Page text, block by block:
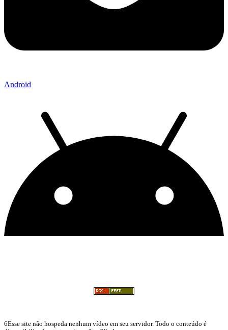
Android
6Esse site não hospeda nenhum vídeo em seu servidor. Todo o conteúdo é